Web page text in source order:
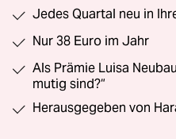
Jedes Quartal neu in
Nur 38 Euro im Jahr
Als Prämie Luisa
mutig sind?“
Herausgegeben von